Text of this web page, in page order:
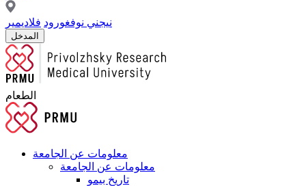
نيجني نوفغورود فلاديمير
المدخل
الطعام
معلومات عن الجامعة
معلومات عن الجامعة
تاريخ بيمو